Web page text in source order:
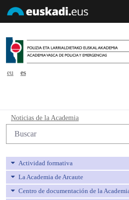
eu
es
Noticias de la
Noticias de la Academia
Búsqueda web
Actividad formativa
La Academia de Arcaute
Centro de documentación de la